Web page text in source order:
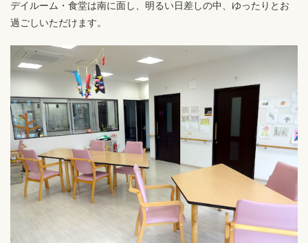
デイルーム・食堂は南に面し、明るい日差しの中、ゆったりとお
過ごしいただけます。